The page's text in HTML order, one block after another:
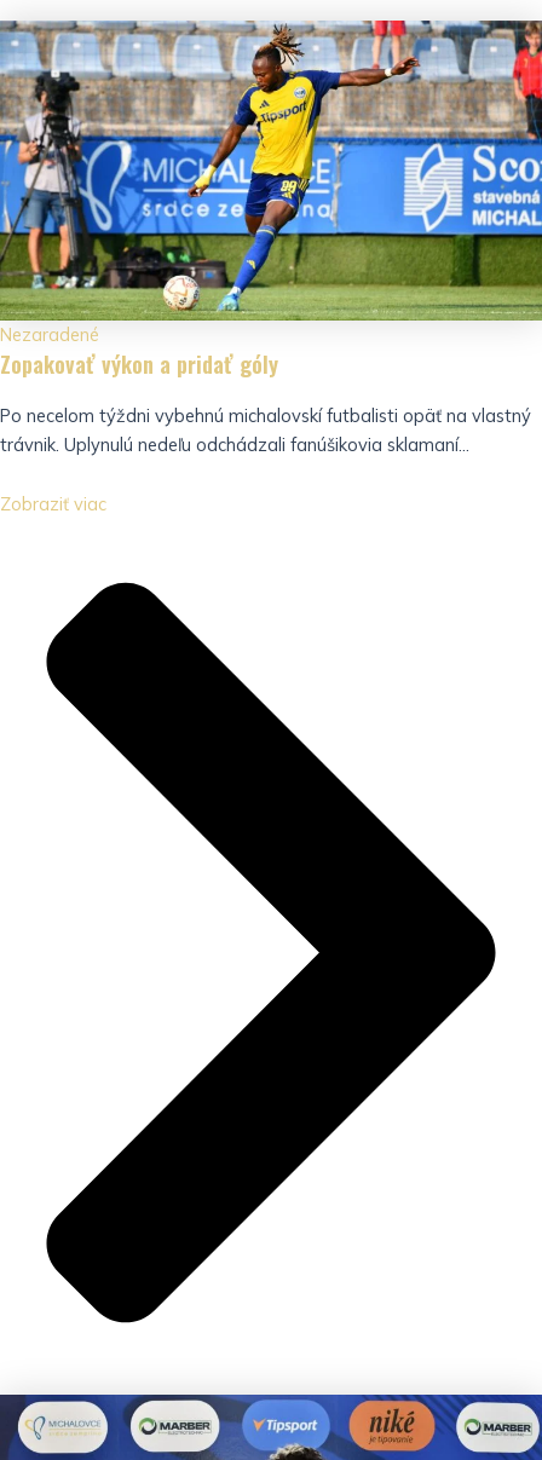
Nezaradené
Zopakovať výkon a pridať góly
Po necelom týždni vybehnú michalovskí futbalisti opäť na vlastný
trávnik. Uplynulú nedeľu odchádzali fanúšikovia sklamaní...
Zobraziť viac